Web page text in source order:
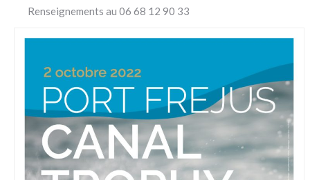
Renseignements au 06 68 12 90 33